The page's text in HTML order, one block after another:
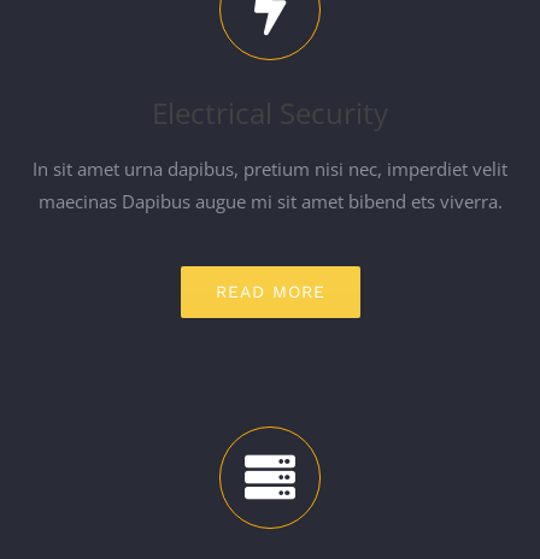
Electrical Security
In sit amet urna dapibus, pretium nisi nec, imperdiet velit
maecinas Dapibus augue mi sit amet bibend ets viverra.
READ MORE